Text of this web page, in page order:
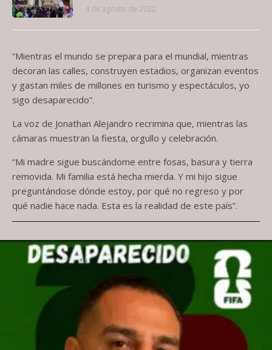
4 de agosto de 2022
“Mientras el mundo se prepara para el mundial, mientras
decoran las calles, construyen estadios, organizan eventos
y gastan miles de millones en turismo y espectáculos, yo
sigo desaparecido”.
La voz de Jonathan Alejandro recrimina que, mientras las
cámaras muestran la fiesta, orgullo y celebración.
“Mi madre sigue buscándome entre fosas, basura y tierra
removida. Mi familia está hecha mierda. Y mi hijo sigue
preguntándose dónde estoy, por qué no regreso y por
qué nadie hace nada. Esta es la realidad de este país”.